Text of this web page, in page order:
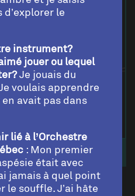
le
instrument?
jouer ou lequel
Je jouais du
voulais apprendre
en avait pas dans
lié à l’Orchestre
: Mon premier
était avec
jamais à quel point
le souffle. J’ai hâte